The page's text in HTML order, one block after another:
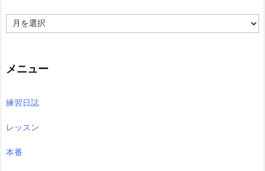
去
事
メニュー
練習日誌
レッスン
本番